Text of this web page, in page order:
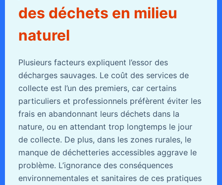
des déchets en milieu
naturel
Plusieurs facteurs expliquent l’essor des
décharges sauvages. Le coût des services de
collecte est l’un des premiers, car certains
particuliers et professionnels préfèrent éviter les
frais en abandonnant leurs déchets dans la
nature, ou en attendant trop longtemps le jour
de collecte. De plus, dans les zones rurales, le
manque de déchetteries accessibles aggrave le
problème. L’ignorance des conséquences
environnementales et sanitaires de ces pratiques